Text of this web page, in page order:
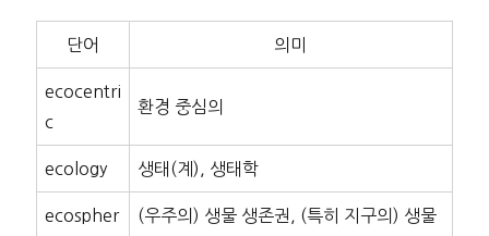
단어 의미
ecocentri
c
환경 중심의
ecology 생태(계), 생태학
ecospher
(우주의) 생물 생존권, (특히 지구의) 생물